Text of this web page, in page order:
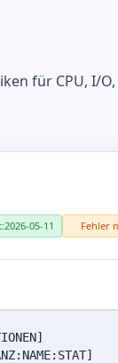
für CPU, I/
2026-05-11 Fehler